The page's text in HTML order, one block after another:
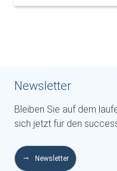
Newsletter
Bleiben Sie auf dem
sich jetzt für den
Newsletter